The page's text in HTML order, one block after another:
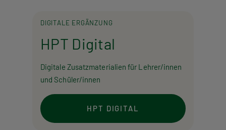
DIGITALE ERGÄNZUNG
HPT Digital
Digitale Zusatzmaterialien für Lehrer/innen
und Schüler/innen
HPT DIGITAL